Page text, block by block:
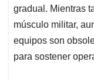
gradual . Mientras
músculo militar,
equipos son
para sostener